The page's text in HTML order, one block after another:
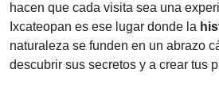
hacen que cada visita sea una
Ixcateopan es ese lugar donde la
naturaleza se funden en un abrazo
descubrir sus secretos y a crear tus